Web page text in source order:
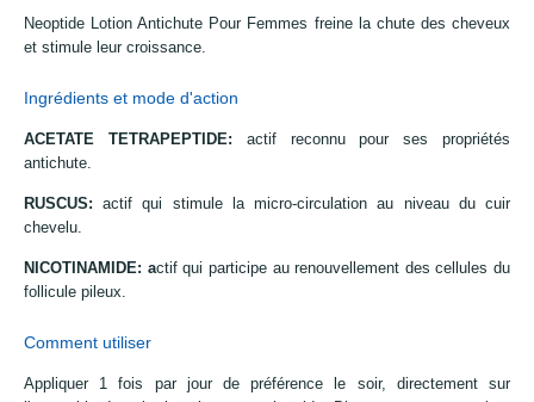
Neoptide Lotion Antichute Pour Femmes freine la chute des cheveux
et stimule leur croissance.
Ingrédients et mode d'action
ACETATE TETRAPEPTIDE: actif reconnu pour ses propriétés
antichute.
RUSCUS:actif qui stimule la micro-circulation au niveau du cuir
chevelu.
NICOTINAMIDE: actif qui participe au renouvellement des cellules du
follicule pileux.
Comment utiliser
Appliquer 1 fois par jour de préférence le soir, directement sur